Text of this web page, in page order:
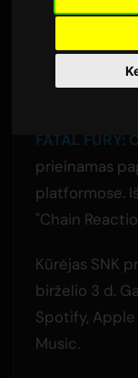
Išversta iš
FATAL
prieinamas
platformose.
"Chain
Kūrėjas SNK
birželio 3 d.
Spotify, Apple
Music.